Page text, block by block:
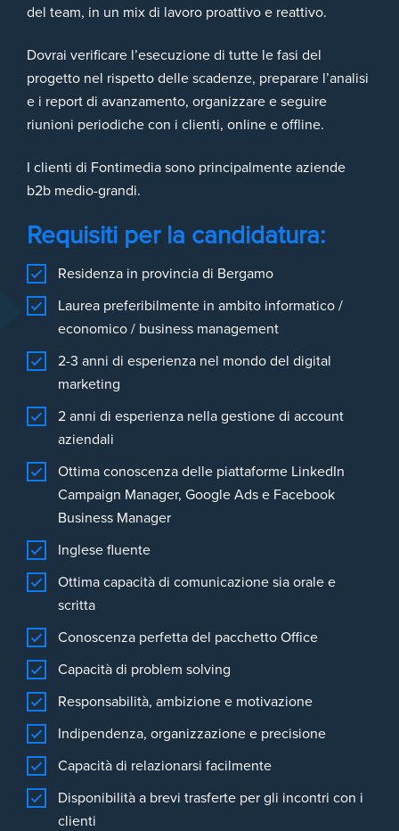
del team, in un mix di lavoro proattivo e reattivo.
Dovrai verificare l’esecuzione di tutte le fasi del
progetto nel rispetto delle scadenze, preparare l’analisi
e i report di avanzamento, organizzare e seguire
riunioni periodiche con i clienti, online e offline.
I clienti di Fontimedia sono principalmente aziende
b2b medio-grandi.
Requisiti per la candidatura:
Residenza in provincia di Bergamo
Laurea preferibilmente in ambito informatico /
economico / business management
2-3 anni di esperienza nel mondo del digital
marketing
2 anni di esperienza nella gestione di account
aziendali
Ottima conoscenza delle piattaforme LinkedIn
Campaign Manager, Google Ads e Facebook
Business Manager
Inglese fluente
Ottima capacità di comunicazione sia orale e
scritta
Conoscenza perfetta del pacchetto Office
Capacità di problem solving
Responsabilità, ambizione e motivazione
Indipendenza, organizzazione e precisione
Capacità di relazionarsi facilmente
Disponibilità a brevi trasferte per gli incontri con i
clienti